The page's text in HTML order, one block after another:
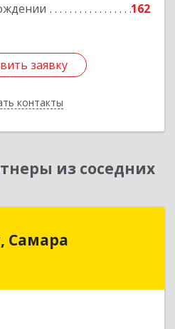
162
заявку
контакты
заявку
Назад
из соседних
Самара
Бит, Самара
обл, Самара г, Дачная ул,